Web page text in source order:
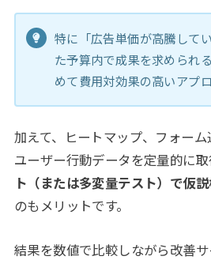
特に「広告単価が高騰して
た予算内で成果を求められ
めて費用対効果の高いアプ
加えて、ヒートマップ、フォー
ユーザー行動データを定量的に
ト（または多変量テスト）で仮
のもメリットです。
結果を数値で比較しながら改善